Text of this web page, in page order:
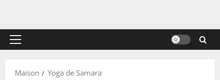
Menu
Maison
Yoga de Samara